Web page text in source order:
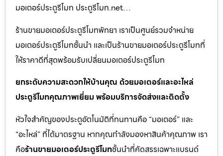
มอเตอร์ประตูรีโมท ประตูรีโมท.net…
ร้านขายมอเตอร์ประตูรีโมทพัทยา เราเป็นศูนย์รวมจำหน่าย
มอเตอร์ประตูรีโมทชั้นนำ และเป็นร้านขายมอเตอร์ประตูรีโมทที่
ให้ราคาดีที่สุดพร้อมรับเปลี่ยนมอเตอร์ประตูรีโมท
ยกระดับความสะดวกให้บ้านคุณ ด้วยมอเตอร์และอะไหล่
ประตูรีโมทคุณภาพเยี่ยม พร้อมบริการจัดส่งและติดตั้ง
หัวใจสำคัญของประตูอัตโนมัติที่ทนทานคือ “มอเตอร์” และ
“อะไหล่” ที่ได้มาตรฐาน หากคุณกำลังมองหาสินค้าคุณภาพ เรา
คือร้านขายมอเตอร์ประตูรีโมทชั้นนำที่คัดสรรเฉพาะแบรนด์